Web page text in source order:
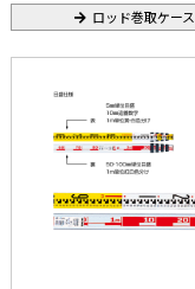
ロッド巻取ケース